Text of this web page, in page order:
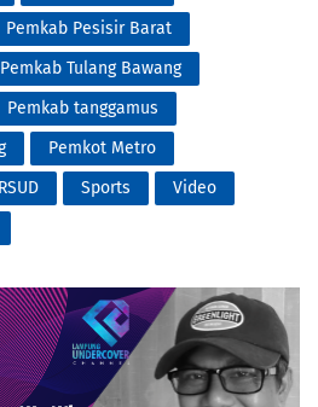
Pemkab Pesisir Barat
Pemkab Tulang Bawang
Pemkab tanggamus
Pemkot Metro
RSUD Sports
Video